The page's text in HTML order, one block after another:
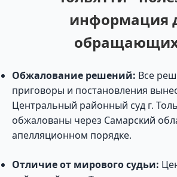
информация
Обжалование решений: Все
приговоры и постановления
Центральный районный суд г.
обжалованы через Самарский
апелляционном порядке.
Отличие от мирового судьи: